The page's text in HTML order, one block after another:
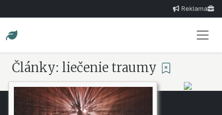
Reklama
Články: liečenie traumy